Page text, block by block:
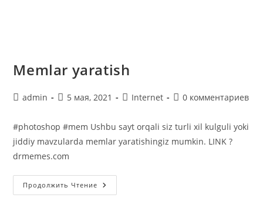
Memlar yaratish
Автор
admin
Запись
5 мая, 2021
Рубрика
Internet
Комментарии
записи:
0 комментариев
#photoshop #mem Ushbu sayt orqali siz turli xil kulguli yoki
jiddiy mavzularda memlar yaratishingiz mumkin. LINK ?
drmemes.com
Продолжить Чтение Memlar
Yaratish